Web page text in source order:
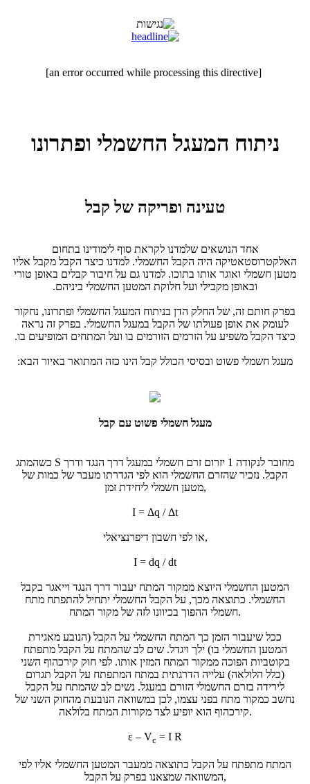
[an error occurred while processing this directive]
ניתוח המעגל החשמלי ופתרונו
טעינה ופריקה של קבל
אחד הנושאים שלמדנו לקראת סוף לימודינו בתחום
האלקטרוסטאטיקה היה הקבל החשמלי. למדנו כיצד הקבל מקבל אליו
מטען חשמלי ואוגר אותו בתוכו. למדנו גם על חיבור קבלים באופן טורי
ובאופן מקבילי ועל חלוקת המטען החשמלי ביניהם.
בפרק חותם זה, של החלק הדן בניתוח המעגל החשמלי ופתרונו, נחקור
לעומק את אופן פעולתו של הקבל במעגל החשמלי. בפרק זה נראה
כיצד הקבל משפיע על הזרמים הזורמים בו ועל המתחים המופיעים בו.
מעגל חשמלי פשוט ובסיסי הכולל קבל הינו כזה המתואר באיור הבא:
מעגל חשמלי פשוט עם קבל
כשהמתג S מחובר לנקודה 1 יזרום זרם חשמלי במעגל דרך הנגד ודרך
הקבל. נזכיר שהזרם החשמלי הוא לפי הגדרתו מעבר של כמות של
מטען חשמלי ליחידת זמן,
I = Δq / Δt
או לפי חשבון דיפרנציאלי,
I = dq / dt
המטען החשמלי היוצא ממקור המתח יעבור דרך הנגד וייאגר בקבל
החשמלי. כתוצאה מכך, על הקבל החשמלי יתחיל להתפתח מתח
חשמלי ההפוך בכיוונו לזה של מקור המתח.
ככל שיעבור הזמן כך המתח החשמלי על הקבל (הנובע מאגירת
המטען החשמלי בו) ילך ויגדל. שים לב שהמתח על הקבל מתפתח
בקוטביות הפוכה ממקור המתח המזין אותו. לפי חוק קירכהוף השני
(כלל הלולאה) עלייה הדרגתית במתח המתפתח על הקבל תגרום
לירידה בזרם החשמלי הזורם במעגל. נשים לב שהמתח על הקבל
נחשב כמקור מתח בפני עצמו, לכן במשוואה הנובעת מהחוק השני של
קירכהוף הוא יופיע לצד מקורות המתח בלולאה.
ε – Vc = I R
המתח מתפתח על הקבל כתוצאה ממעבר המטען החשמלי אליו לפי
המשוואה שמצאנו בפרק על הקבל,